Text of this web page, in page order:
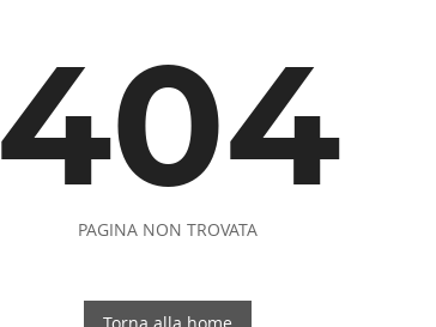
404
PAGINA NON TROVATA